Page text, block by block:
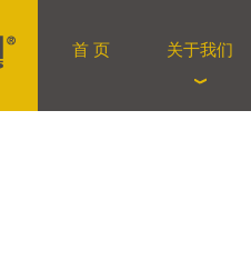
首 页 关于我们